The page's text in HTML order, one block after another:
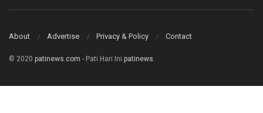
About Advertise Privacy & Policy Contact
© 2020 patinews.com - Pati Hari Ini patinews.